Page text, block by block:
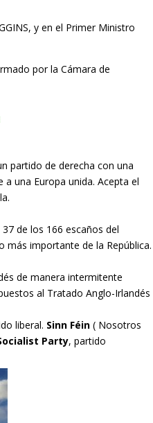
y en el Primer Ministro
por la Cámara de
partido de derecha con una
una Europa unida. Acepta el
de los 166 escaños del
más importante de la República.
de manera intermitente
al Tratado Anglo-Irlandés
liberal. Sinn Féin ( Nosotros
Party, partido